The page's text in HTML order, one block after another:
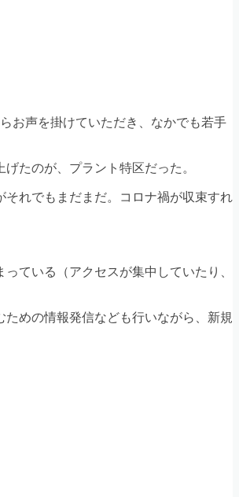
お声を掛けていただき、なかでも若手
たのが、プラント特区だった。
それでもまだまだ。コロナ禍が収束すれ
ている（アクセスが集中していたり、
めの情報発信なども行いながら、新規